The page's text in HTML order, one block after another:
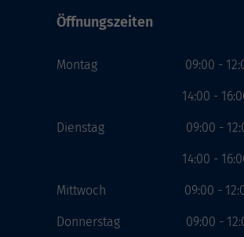
Öffnungszeiten
Montag 09:00 -
14:00 -
Dienstag 09:00 -
14:00 -
Mittwoch 09:00 -
Donnerstag 09:00 -